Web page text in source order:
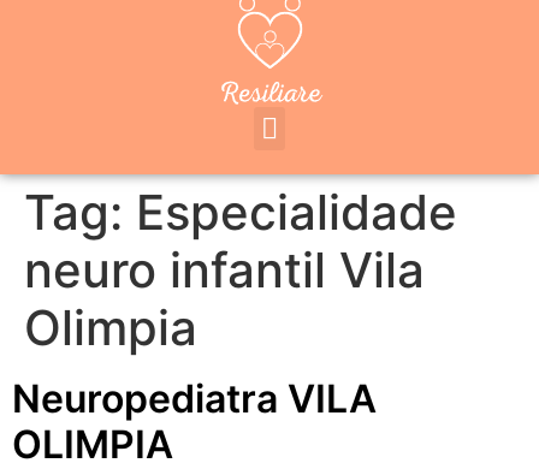
Tag: Especialidade
neuro infantil Vila
Olimpia
Neuropediatra VILA
OLIMPIA